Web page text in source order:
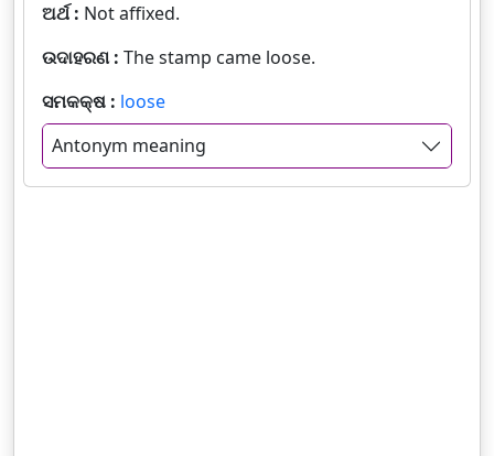
ଅର୍ଥ : Not affixed.
ଉଦାହରଣ : The stamp came loose.
ସମକକ୍ଷ : loose
Antonym meaning